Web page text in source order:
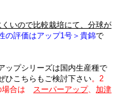
いので比較栽培にて、分球が
の評価はアップ1号＞貴錦で
ップシリーズは国内生産種で
ひこちらもご検討下さい。2
場合は スーパーアップ、 加津